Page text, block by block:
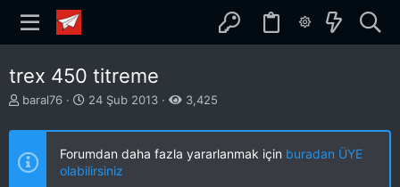
trex 450 titreme
K
n
u
baral76
B
ş
a
n
24 Şub 2013 3,425
Forumdan daha fazla yararlanmak için buradan ÜYE
olabilirsiniz